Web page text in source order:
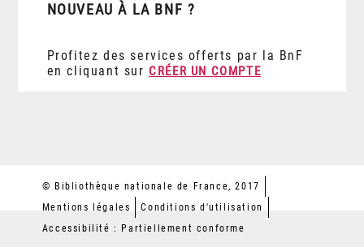
NOUVEAU À LA BNF ?
Profitez des services offerts par la BnF
en cliquant sur CRÉER UN COMPTE
© Bibliothèque nationale de France, 2017
Mentions légales
Conditions d'utilisation
Accessibilité : Partiellement conforme